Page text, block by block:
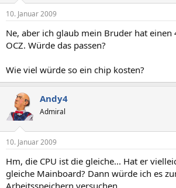
10. Januar 2009
Ne, aber ich glaub mein Bruder hat einen
OCZ. Würde das passen?
Wie viel würde so ein chip kosten?
Andy4
Admiral
10. Januar 2009
Hm, die CPU ist die gleiche... Hat er
gleiche Mainboard? Dann würde ich es
Arbeitsspeichern versuchen.